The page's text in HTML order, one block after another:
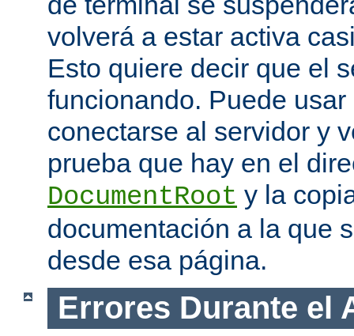
volverá a estar activa
Esto quiere decir que el
funcionando. Puede
conectarse al servidor y
prueba que hay en el
DocumentRoot y la
documentación a la que
desde esa página.
Errores Durante el